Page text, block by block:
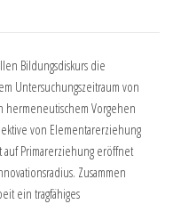
Bildungsdiskurs die
Untersuchungszeitraum von
hermeneutischem Vorgehen
von Elementarerziehung
auf Primarerziehung eröffnet
Zusammen
ein tragfähiges